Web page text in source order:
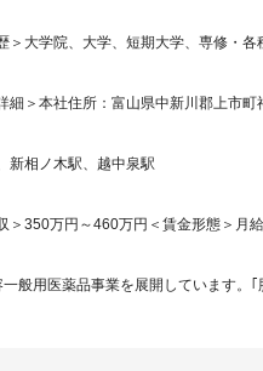
＞大学院、大学、短期大学、専修・
細＞本社住所：富山県中新川郡上市
新相ノ木駅、越中泉駅
＞350万円～460万円＜賃金形態＞月
般用医薬品事業を展開しています。